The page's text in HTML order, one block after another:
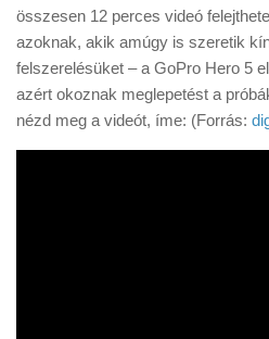
összesen 12 perces videó
azoknak, akik amúgy is szeretik
felszerelésüket – a GoPro Hero 5
azért okoznak meglepetést a
nézd meg a videót, íme: (Forrás: